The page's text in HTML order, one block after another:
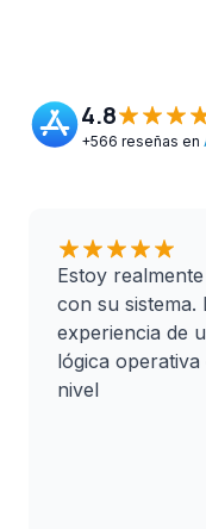
4.8
+566 reseñas en
Estoy
con su sistema.
experiencia de
lógica
nivel